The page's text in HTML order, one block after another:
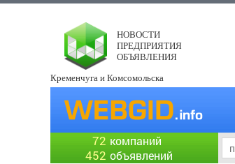
НОВОСТИ
ПРЕДПРИЯТИЯ
ОБЪЯВЛЕНИЯ
Кременчуга и Комсомольска
72 компаний
452 объявлений